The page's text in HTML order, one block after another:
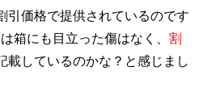
引価格で提供されているのです
箱にも目立った傷はなく、 割
載しているのかな？と感じまし